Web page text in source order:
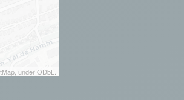
under ODbL.